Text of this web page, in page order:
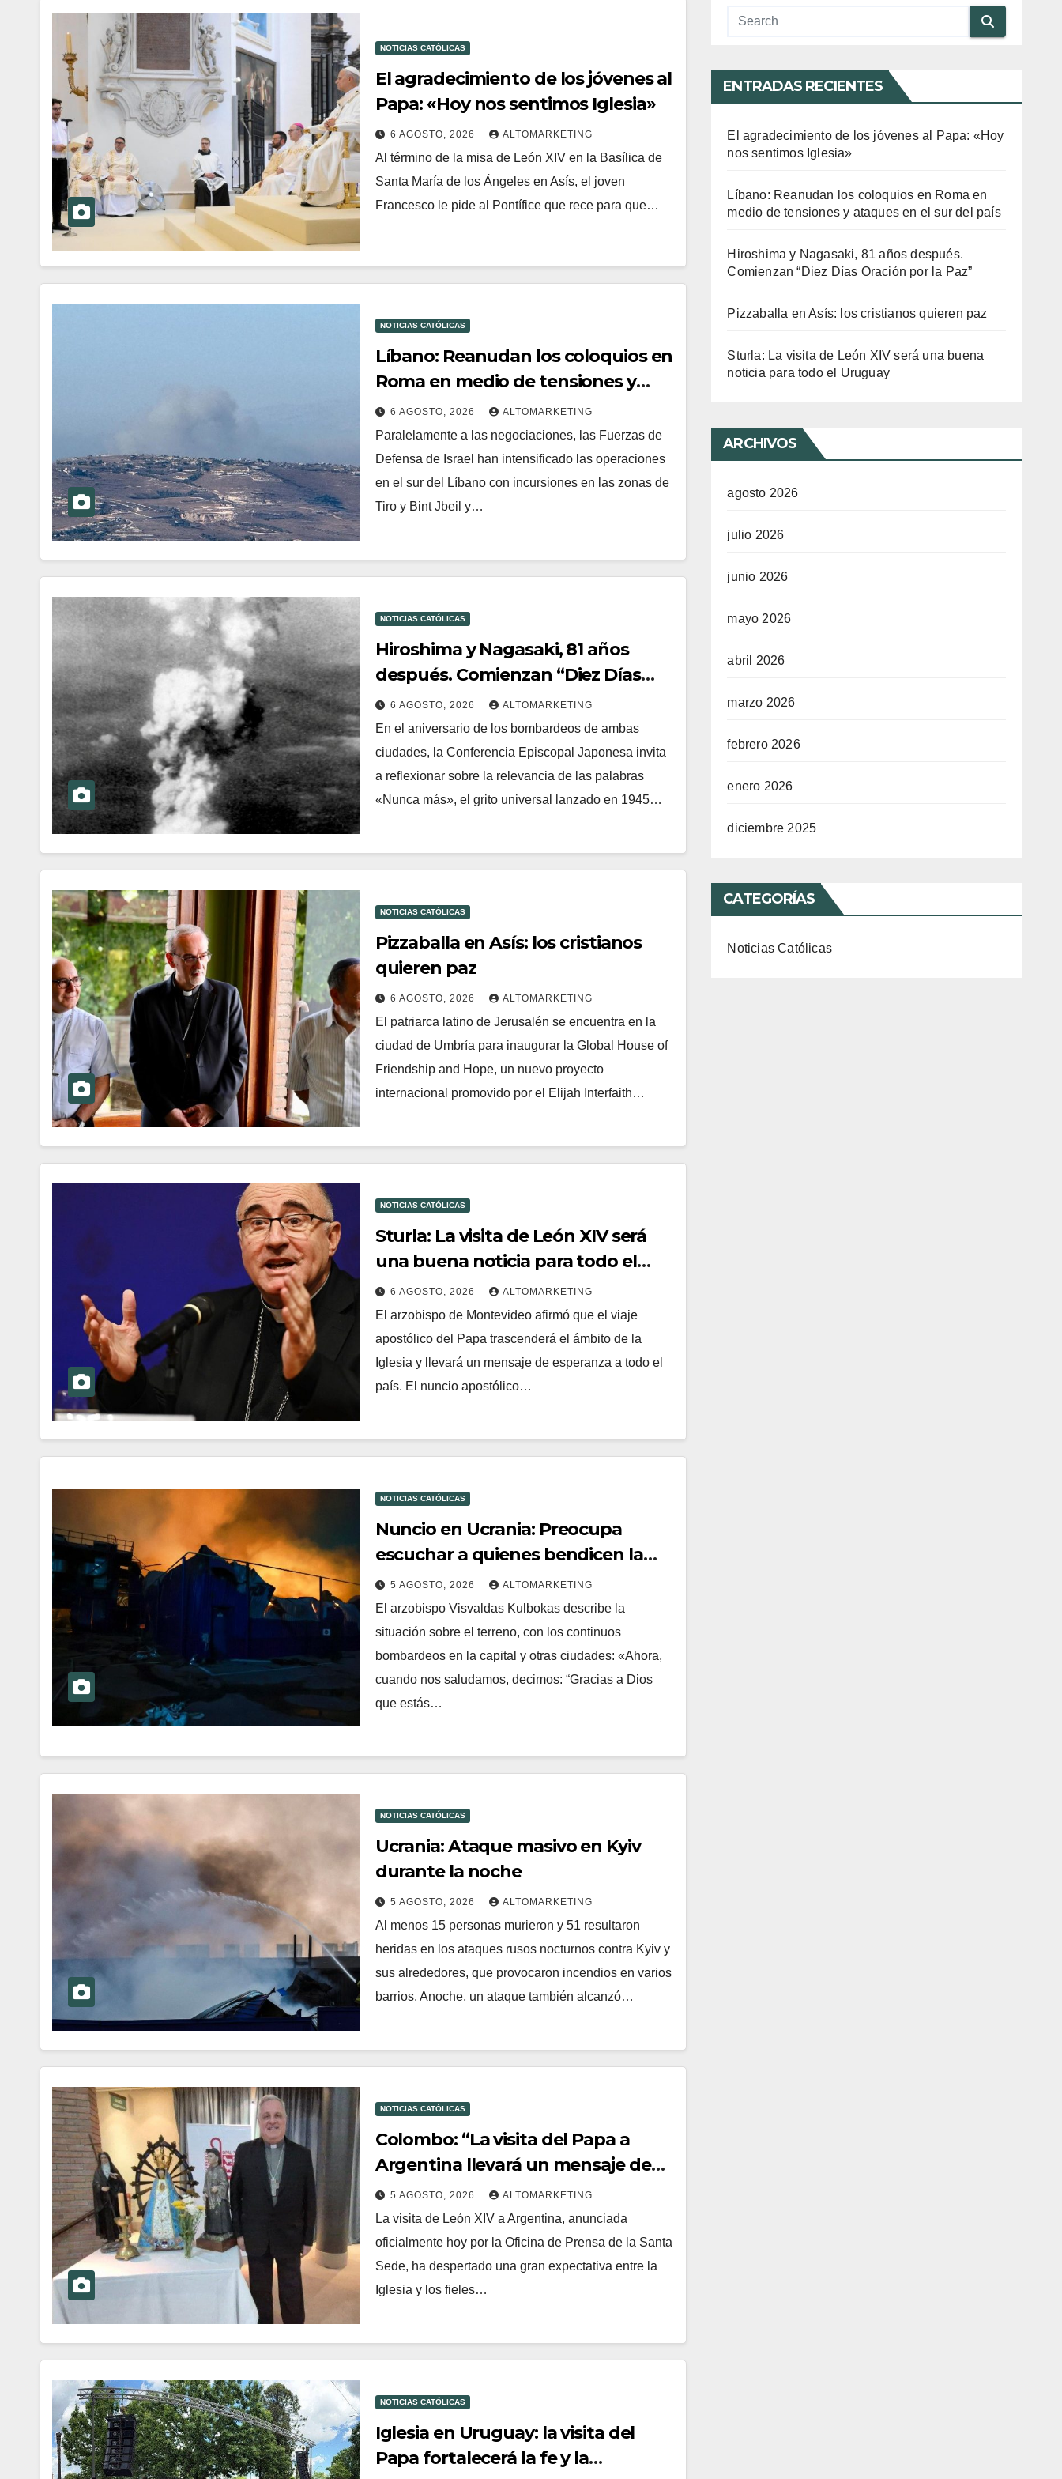
NOTICIAS CATÓLICAS
El agradecimiento de los jóvenes al
Papa: «Hoy nos sentimos Iglesia»
6 AGOSTO, 2026 ALTOMARKETING
Al término de la misa de León XIV en la Basílica de
Santa María de los Ángeles en Asís, el joven
Francesco le pide al Pontífice que rece para que…
NOTICIAS CATÓLICAS
Líbano: Reanudan los coloquios en
Roma en medio de tensiones y
ataques en el sur del país
6 AGOSTO, 2026 ALTOMARKETING
Paralelamente a las negociaciones, las Fuerzas de
Defensa de Israel han intensificado las operaciones
en el sur del Líbano con incursiones en las zonas de
Tiro y Bint Jbeil y…
NOTICIAS CATÓLICAS
Hiroshima y Nagasaki, 81 años
después. Comienzan “Diez Días
Oración por la Paz”
6 AGOSTO, 2026 ALTOMARKETING
En el aniversario de los bombardeos de ambas
ciudades, la Conferencia Episcopal Japonesa invita
a reflexionar sobre la relevancia de las palabras
«Nunca más», el grito universal lanzado en 1945…
NOTICIAS CATÓLICAS
Pizzaballa en Asís: los cristianos
quieren paz
6 AGOSTO, 2026 ALTOMARKETING
El patriarca latino de Jerusalén se encuentra en la
ciudad de Umbría para inaugurar la Global House of
Friendship and Hope, un nuevo proyecto
internacional promovido por el Elijah Interfaith…
NOTICIAS CATÓLICAS
Sturla: La visita de León XIV será
una buena noticia para todo el
Uruguay
6 AGOSTO, 2026 ALTOMARKETING
El arzobispo de Montevideo afirmó que el viaje
apostólico del Papa trascenderá el ámbito de la
Iglesia y llevará un mensaje de esperanza a todo el
país. El nuncio apostólico…
NOTICIAS CATÓLICAS
Nuncio en Ucrania: Preocupa
escuchar a quienes bendicen la
guerra
5 AGOSTO, 2026 ALTOMARKETING
El arzobispo Visvaldas Kulbokas describe la
situación sobre el terreno, con los continuos
bombardeos en la capital y otras ciudades: «Ahora,
cuando nos saludamos, decimos: “Gracias a Dios
que estás…
NOTICIAS CATÓLICAS
Ucrania: Ataque masivo en Kyiv
durante la noche
5 AGOSTO, 2026 ALTOMARKETING
Al menos 15 personas murieron y 51 resultaron
heridas en los ataques rusos nocturnos contra Kyiv y
sus alrededores, que provocaron incendios en varios
barrios. Anoche, un ataque también alcanzó…
NOTICIAS CATÓLICAS
Colombo: “La visita del Papa a
Argentina llevará un mensaje de
paz y dignidad humana”
5 AGOSTO, 2026 ALTOMARKETING
La visita de León XIV a Argentina, anunciada
oficialmente hoy por la Oficina de Prensa de la Santa
Sede, ha despertado una gran expectativa entre la
Iglesia y los fieles…
NOTICIAS CATÓLICAS
Iglesia en Uruguay: la visita del
Papa fortalecerá la fe y la
ENTRADAS RECIENTES
El agradecimiento de los jóvenes al Papa: «Hoy
nos sentimos Iglesia»
Líbano: Reanudan los coloquios en Roma en
medio de tensiones y ataques en el sur del país
Hiroshima y Nagasaki, 81 años después.
Comienzan “Diez Días Oración por la Paz”
Pizzaballa en Asís: los cristianos quieren paz
Sturla: La visita de León XIV será una buena
noticia para todo el Uruguay
ARCHIVOS
agosto 2026
julio 2026
junio 2026
mayo 2026
abril 2026
marzo 2026
febrero 2026
enero 2026
diciembre 2025
CATEGORÍAS
Noticias Católicas